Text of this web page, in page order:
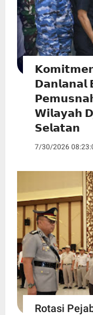
𝗗𝗮𝗻𝗹𝗮𝗻𝗮𝗹
𝗪𝗶𝗹𝗮𝘆𝗮𝗵
𝗦𝗲𝗹𝗮𝘁𝗮𝗻
7/30/2026
Rotasi